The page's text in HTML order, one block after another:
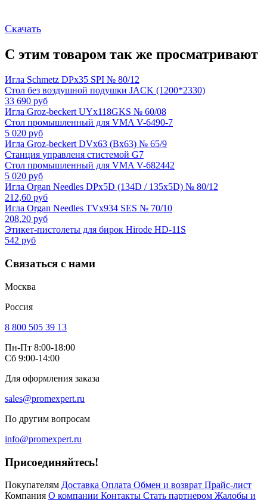
Скачать
С этим товаром так же просматривают
Игла Schmetz DPx35 SPI № 80/12
Стол без воздушной подушки JACK (1200*2330)
33 690 руб
Игла Groz-beckert UYx118GKS № 60/08
Стол промышленный для VMA V-6490-7
5 020 руб
Игла Groz-beckert DVx63 (Bx63) № 65/9
Станция управленя стистемой G7
Стол промышленный для VMA V-682442
5 020 руб
Игла Organ Needles DPx5D (134D / 135x5D) № 80/12
212,60 руб
Игла Organ Needles TVx934 SES № 70/10
208,20 руб
Этикет-пистолеты для бирок Hirode HD-11S
542 руб
Связаться с нами
Москва
Россия
8 800 505 39 13
Пн-Пт 8:00-18:00
Сб 9:00-14:00
Для оформления заказа
sales@promexpert.ru
По другим вопросам
info@promexpert.ru
Присоединяйтесь!
Покупателям Доставка Оплата Обмен и возврат Прайс-лист
Компания О компании Контакты Стать партнером Жалобы и